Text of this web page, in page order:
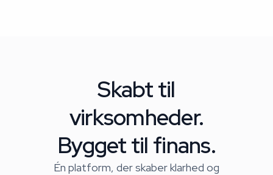
Skabt til
virksomheder.
Bygget til finans.
Én platform, der skaber klarhed og